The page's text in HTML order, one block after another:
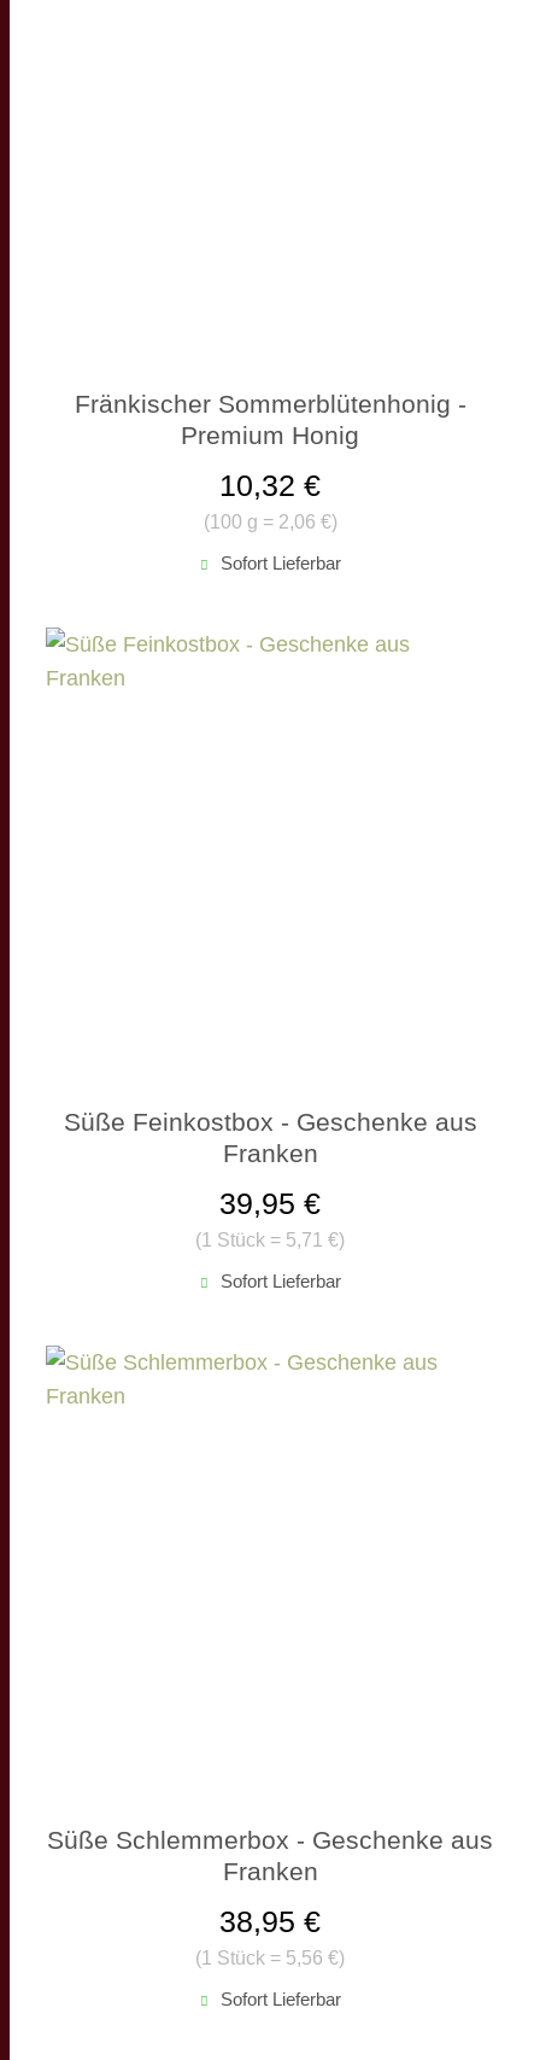
Fränkischer Sommerblütenhonig -
Premium Honig
(100 g = 2,06 €)
10,32 €
Sofort Lieferbar
Süße Feinkostbox - Geschenke aus
Franken
(1 Stück = 5,71 €)
39,95 €
Sofort Lieferbar
Süße Schlemmerbox - Geschenke aus
Franken
(1 Stück = 5,56 €)
38,95 €
Sofort Lieferbar